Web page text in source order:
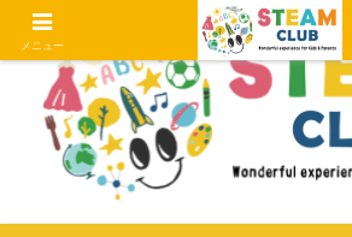
メニュー